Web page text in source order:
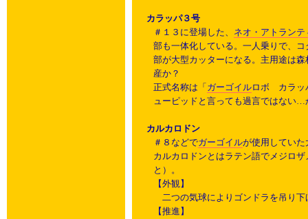
カラッパ３号
＃１３に登場した、 ネオ・アトランテ
部も一体化している。一人乗りで、
部が大型カッターになる。主用途は
産か？
正式名称は「 ガーゴイルロボ カラッ
ューピッドと言っても過言ではない…
カルカロドン
＃８などでガーゴイルが使用してい
カルカロドンとはラテン語でメジロ
と）。
【外観】
二つの気球によりゴンドラを吊り下
【推進】